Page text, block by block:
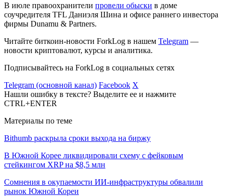
В июле правоохранители провели обыски в доме
соучредителя TFL Даниэля Шина и офисе раннего инвестора
фирмы Dunamu & Partners.
Читайте биткоин-новости ForkLog в нашем Telegram —
новости криптовалют, курсы и аналитика.
Подписывайтесь на ForkLog в социальных сетях
Telegram (основной канал) Facebook X
Нашли ошибку в тексте? Выделите ее и нажмите
CTRL+ENTER
Материалы по теме
Bithumb раскрыла сроки выхода на биржу
В Южной Корее ликвидировали схему с фейковым
стейкингом XRP на $8,5 млн
Сомнения в окупаемости ИИ-инфраструктуры обвалили
рынок Южной Кореи